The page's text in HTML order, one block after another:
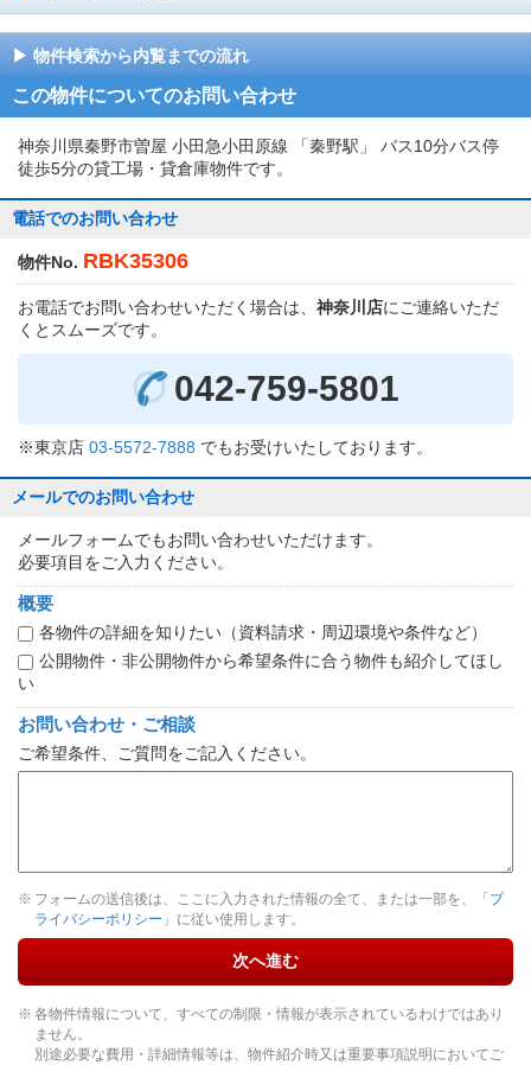
物件検索から内覧までの流れ
この物件についてのお問い合わせ
神奈川県秦野市曽屋 小田急小田原線 「秦野駅」 バス10分バス停
徒歩5分の貸工場・貸倉庫物件です。
電話でのお問い合わせ
物件No. RBK35306
お電話でお問い合わせいただく場合は、 神奈川店にご連絡いただ
くとスムーズです。
042-759-5801
※東京店 03-5572-7888 でもお受けいたしております。
メールでのお問い合わせ
メールフォームでもお問い合わせいただけます。
必要項目をご入力ください。
概要
各物件の詳細を知りたい（資料請求・周辺環境や条件など）
公開物件・非公開物件から希望条件に合う物件も紹介してほし
い
お問い合わせ・ご相談
ご希望条件、ご質問をご記入ください。
フォームの送信後は、ここに入力された情報の全て、または一部を、「 プ
ライバシーポリシー 」に従い使用します。
次へ進む
各物件情報について、すべての制限・情報が表示されているわけではあり
ません。
別途必要な費用・詳細情報等は、物件紹介時又は重要事項説明においてご